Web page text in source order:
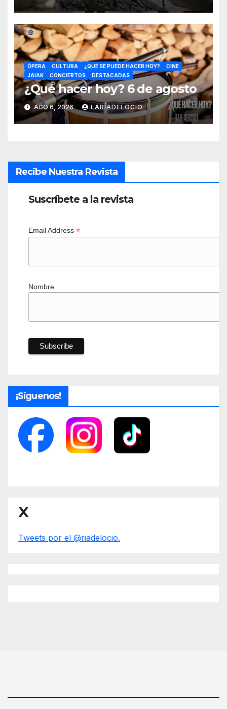
ÓPERA CULTURA ¿QUÉ SE PUEDE HACER HOY?
CINE
JAIAK
CONCIERTOS DESTACADAS
¿Qué hacer hoy? 6 de agosto
AGO 6, 2026 LARÍADELOCIO
Recibe Nuestra Revista
Suscríbete a la revista
Email Address *
Nombre
¡Síguenos!
X
Tweets por el @riadelocio.